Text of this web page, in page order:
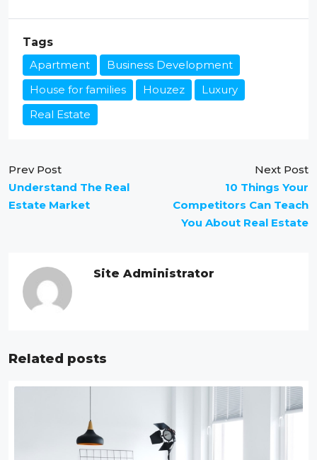
Tags
Apartment
Business Development
House for families
Houzez
Luxury
Real Estate
Prev Post
Understand The Real
Estate Market
Next Post
10 Things Your
Competitors Can Teach
You About Real Estate
Site Administrator
Related posts